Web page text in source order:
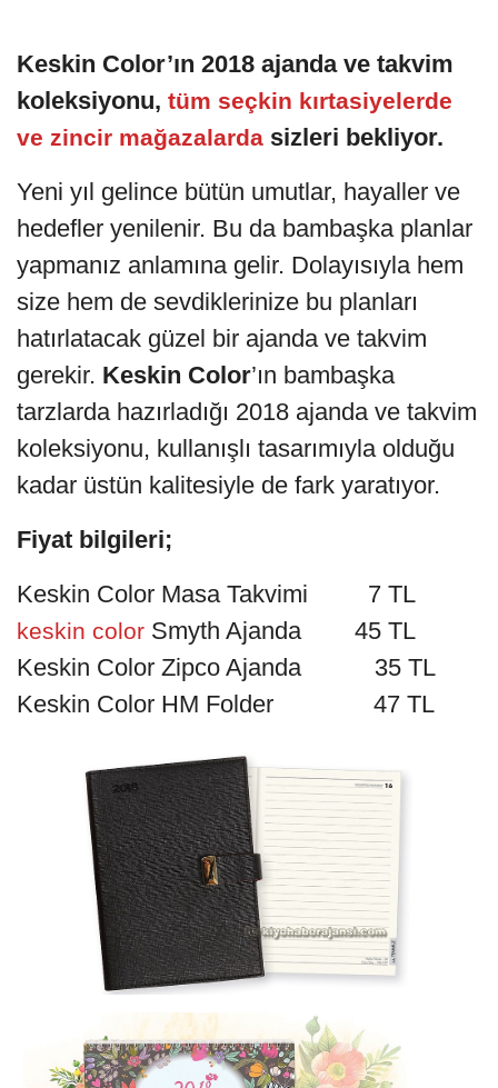
Keskin Color’ın 2018 ajanda ve takvim
koleksiyonu, tüm seçkin kırtasiyelerde
ve zincir mağazalarda sizleri bekliyor.
Yeni yıl gelince bütün umutlar, hayaller ve
hedefler yenilenir. Bu da bambaşka planlar
yapmanız anlamına gelir. Dolayısıyla hem
size hem de sevdiklerinize bu planları
hatırlatacak güzel bir ajanda ve takvim
gerekir. Keskin Color’ın bambaşka
tarzlarda hazırladığı 2018 ajanda ve takvim
koleksiyonu, kullanışlı tasarımıyla olduğu
kadar üstün kalitesiyle de fark yaratıyor.
Fiyat bilgileri;
Keskin Color Masa Takvimi 7 TL
keskin color Smyth Ajanda 45 TL
Keskin Color Zipco Ajanda 35 TL
Keskin Color HM Folder 47 TL